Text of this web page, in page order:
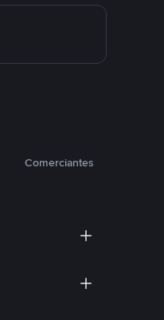
Comerciantes